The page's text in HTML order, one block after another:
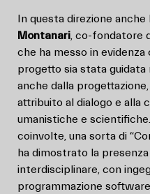
In questa direzione anche
Montanari, co-fondatore
che ha messo in
progetto sia stata guidata
anche dalla
attribuito al dialogo e alla
umanistiche e
coinvolte, una sorta di
ha dimostrato la
interdisciplinare, con
programmazione